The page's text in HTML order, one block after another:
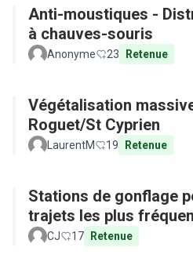
Anti-moustiques -
à chauves-souris
Anonyme 23 Retenue
Végétalisation
Roguet/St Cyprien
LaurentM 19 Retenue
Stations de gonflage
trajets les plus
CJ 17 Retenue